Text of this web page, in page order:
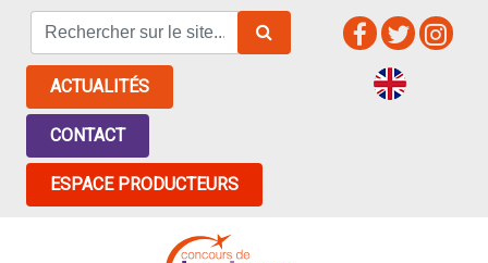
ACTUALITÉS
CONTACT
ESPACE PRODUCTEURS